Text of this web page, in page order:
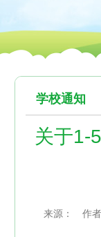
学校通知
关于1-
来源： 作